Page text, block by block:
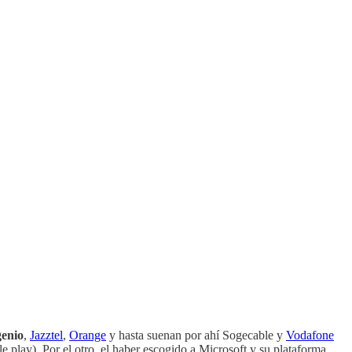
, Jazztel, Orange y hasta suenan por ahí Sogecable y Vodafone
play). Por el otro, el haber escogido a Microsoft y su plataforma